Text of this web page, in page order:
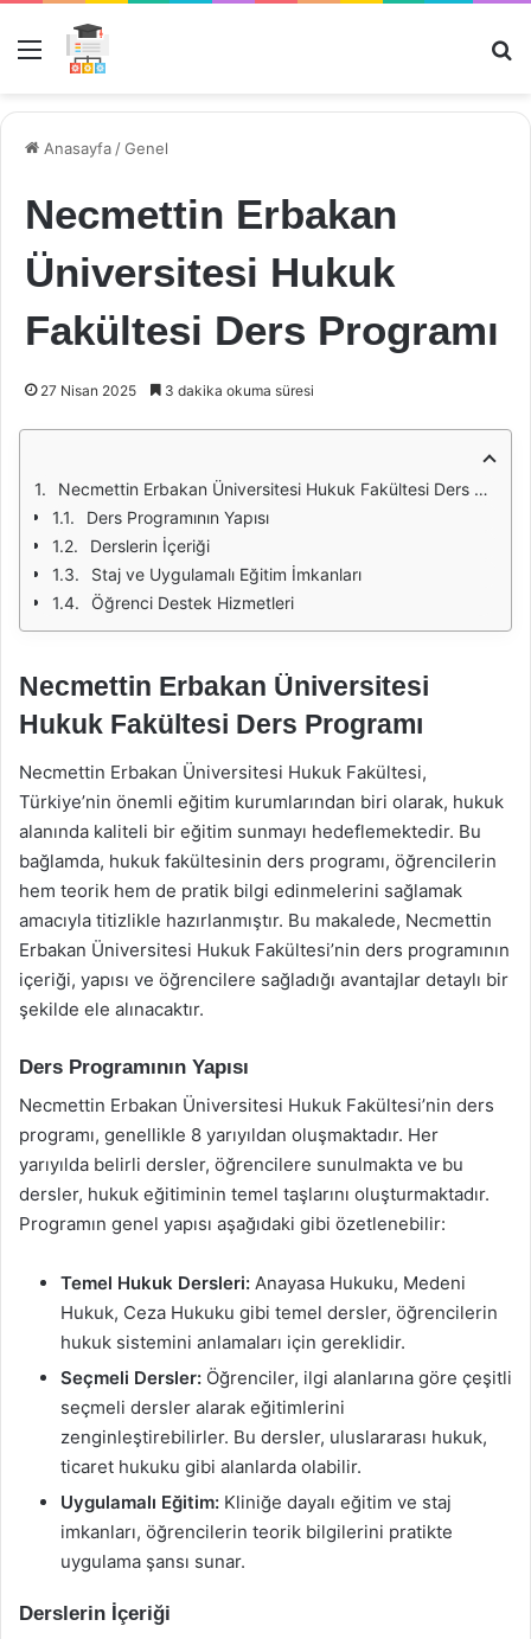
Menü
Anasayfa /Genel
Necmettin Erbakan
Üniversitesi Hukuk
Fakültesi Ders Programı
27 Nisan 2025 3 dakika okuma süresi
Necmettin Erbakan Üniversitesi Hukuk Fakültesi Ders Programı
Ders Programının Yapısı
Derslerin İçeriği
Staj ve Uygulamalı Eğitim İmkanları
Öğrenci Destek Hizmetleri
Necmettin Erbakan Üniversitesi
Hukuk Fakültesi Ders Programı
Necmettin Erbakan Üniversitesi Hukuk Fakültesi,
Türkiye’nin önemli eğitim kurumlarından biri olarak, hukuk
alanında kaliteli bir eğitim sunmayı hedeflemektedir. Bu
bağlamda, hukuk fakültesinin ders programı, öğrencilerin
hem teorik hem de pratik bilgi edinmelerini sağlamak
amacıyla titizlikle hazırlanmıştır. Bu makalede, Necmettin
Erbakan Üniversitesi Hukuk Fakültesi’nin ders programının
içeriği, yapısı ve öğrencilere sağladığı avantajlar detaylı bir
şekilde ele alınacaktır.
Ders Programının Yapısı
Necmettin Erbakan Üniversitesi Hukuk Fakültesi’nin ders
programı, genellikle 8 yarıyıldan oluşmaktadır. Her
yarıyılda belirli dersler, öğrencilere sunulmakta ve bu
dersler, hukuk eğitiminin temel taşlarını oluşturmaktadır.
Programın genel yapısı aşağıdaki gibi özetlenebilir:
Temel Hukuk Dersleri: Anayasa Hukuku, Medeni
Hukuk, Ceza Hukuku gibi temel dersler, öğrencilerin
hukuk sistemini anlamaları için gereklidir.
Seçmeli Dersler: Öğrenciler, ilgi alanlarına göre çeşitli
seçmeli dersler alarak eğitimlerini
zenginleştirebilirler. Bu dersler, uluslararası hukuk,
ticaret hukuku gibi alanlarda olabilir.
Uygulamalı Eğitim: Kliniğe dayalı eğitim ve staj
imkanları, öğrencilerin teorik bilgilerini pratikte
uygulama şansı sunar.
Derslerin İçeriği